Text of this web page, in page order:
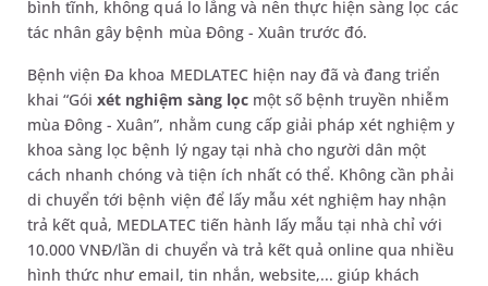
bình tĩnh, không quá lo lắng và nên thực hiện sàng lọc các
tác nhân gây bệnh mùa Đông - Xuân trước đó.
Bệnh viện Đa khoa MEDLATEC hiện nay đã và đang triển
khai “Góixét nghiệm sàng lọcmột số bệnh truyền nhiễm
mùa Đông - Xuân”, nhằm cung cấp giải pháp xét nghiệm y
khoa sàng lọc bệnh lý ngay tại nhà cho người dân một
cách nhanh chóng và tiện ích nhất có thể. Không cần phải
di chuyển tới bệnh viện để lấy mẫu xét nghiệm hay nhận
trả kết quả, MEDLATEC tiến hành lấy mẫu tại nhà chỉ với
10.000 VNĐ/lần di chuyển và trả kết quả online qua nhiều
hình thức như email, tin nhắn, website,... giúp khách